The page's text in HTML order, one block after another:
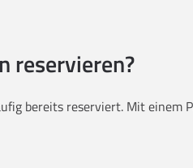
reservieren?
bereits reserviert. Mit einem